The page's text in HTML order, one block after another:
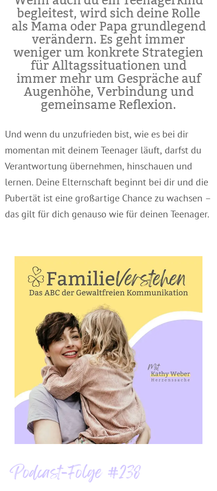
begleitest, wird sich deine Rolle
als Mama oder Papa grundlegend
verändern. Es geht immer
weniger um konkrete Strategien
für Alltagssituationen und
immer mehr um Gespräche auf
Augenhöhe, Verbindung und
gemeinsame Reflexion.
Und wenn du unzufrieden bist, wie es bei dir
momentan mit deinem Teenager läuft, darfst du
Verantwortung übernehmen, hinschauen und
lernen. Deine Elternschaft beginnt bei dir und die
Pubertät ist eine großartige Chance zu wachsen –
das gilt für dich genauso wie für deinen Teenager.
Podcast-Folge #238